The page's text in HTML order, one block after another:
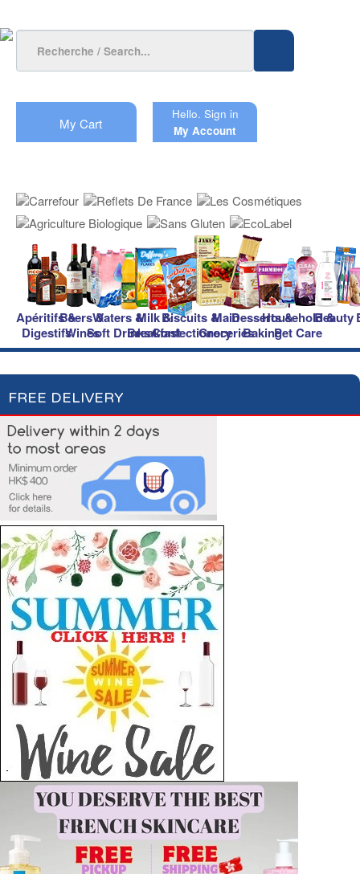
My Cart
Hello. Sign in
My Account
Apéritifs &
Digestifs
Beers &
Wines
Waters &
Soft Drinks
Milk &
Breakfast
Biscuits &
Confectionery
Main
Groceries
Desserts &
Baking
Household &
Pet Care
Beauty
FREE DELIVERY